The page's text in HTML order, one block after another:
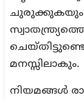
ചുരുക്കുകയും
മനസ്സിലാകും.
നിയമങ്ങൾ